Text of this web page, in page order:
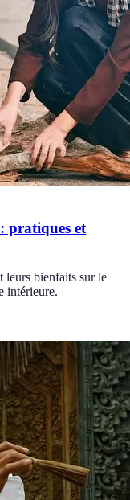
pratiques et
leurs bienfaits sur le
intérieure.